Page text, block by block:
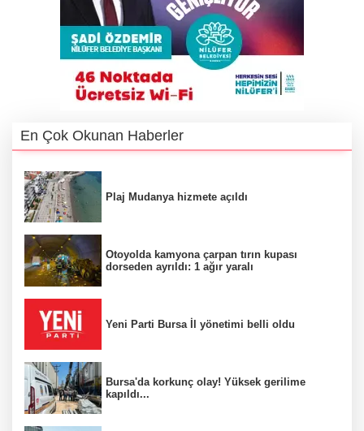
En Çok Okunan Haberler
Plaj Mudanya hizmete açıldı
Otoyolda kamyona çarpan tırın kupası
dorseden ayrıldı: 1 ağır yaralı
Yeni Parti Bursa İl yönetimi belli oldu
Bursa'da korkunç olay! Yüksek gerilime
kapıldı...